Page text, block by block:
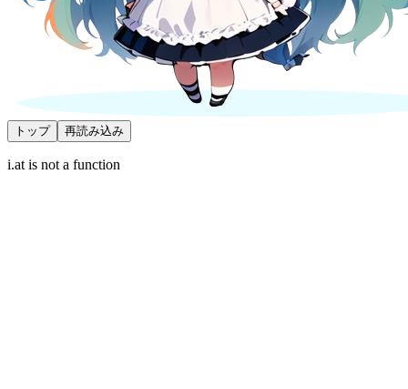
トップ 再読み込み
i.at is not a function